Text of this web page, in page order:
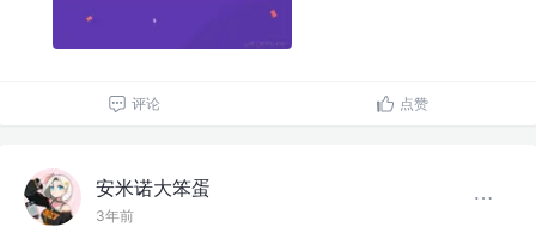
评论 点赞
安米诺大笨蛋
3年前